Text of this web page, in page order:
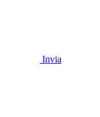
Invia